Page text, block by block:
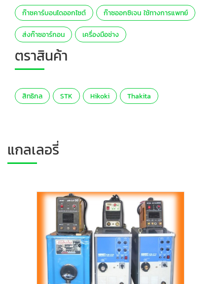
ก๊าซคาร์บอนไดออกไซต์ ก๊าซออกซิเจน ใช้ทางการแพทย์
ส่งก๊าซอาร์กอน เครื่องมือช่าง
ตราสินค้า
สิทธิกล STK Hikoki Thakita
แกลเลอรี่